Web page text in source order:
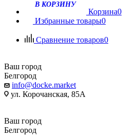
В КОРЗИНУ
Корзина0
Избранные товары0
Сравнение товаров0
Ваш город
Белгород
info@docke.market
ул. Корочанская, 85А
Ваш город
Белгород